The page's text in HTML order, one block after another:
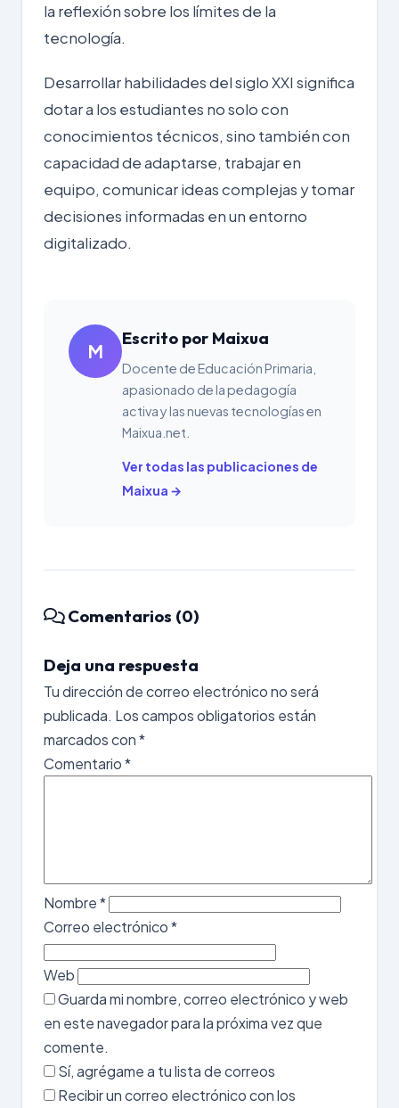
la reflexión sobre los límites de la
tecnología.
Desarrollarhabilidades del siglo XXI significa
dotar a los estudiantes no solo con
conocimientos técnicos, sino también con
capacidad de adaptarse, trabajar en
equipo, comunicar ideas complejas y tomar
decisiones informadas en un entorno
digitalizado.
M
Escrito por Maixua
Docente de Educación Primaria,
apasionado de la pedagogía
activa y las nuevas tecnologías en
Maixua.net.
Ver todas las publicaciones de
Maixua →
Comentarios (0)
Deja una respuesta
Tu dirección de correo electrónico no será
publicada. Los campos obligatorios están
marcados con*
Comentario*
Nombre*
Correo electrónico*
Web
Guarda mi nombre, correo electrónico y web
en este navegador para la próxima vez que
comente.
Sí, agrégame a tu lista de correos
Recibir un correo electrónico con los